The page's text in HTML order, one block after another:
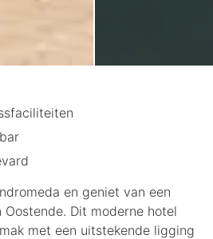
en geniet van een
Dit moderne hotel
met een uitstekende ligging